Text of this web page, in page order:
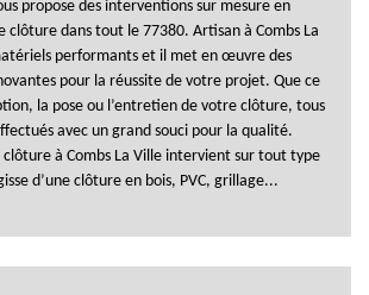
propose des interventions sur mesure en
clôture dans tout le 77380. Artisan à Combs La
performants et il met en œuvre des
pour la réussite de votre projet. Que ce
la pose ou l’entretien de votre clôture, tous
avec un grand souci pour la qualité.
clôture à Combs La Ville intervient sur tout type
d’une clôture en bois, PVC, grillage...